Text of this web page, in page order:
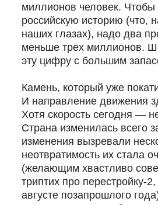
миллионов человек. Чтобы
российскую историю (что,
наших глазах), надо два
меньше трех миллионов.
эту цифру с большим
Камень, который уже
И направление движения
Хотя скорость сегодня —
Страна изменилась всего
изменения вызревали
неотвратимость их стала
(желающим хвастливо
триптих про
августе позапрошлого